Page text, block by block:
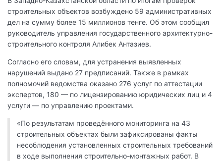
строительных объектов возбуждено 59 административных
дел на сумму более 15 миллионов тенге. Об этом сообщил
руководитель управления государственного архитектурно-
строительного контроля Алибек Антазиев.
Согласно его словам, для устранения выявленных
нарушений выдано 27 предписаний. Также в рамках
полномочий ведомства оказано 276 услуг по аттестации
экспертов, 180 — по лицензированию юридических лиц и 4
услуги — по управлению проектами.
«По результатам проведённого мониторинга на 43
строительных объектах были зафиксированы факты
несоблюдения установленных строительных требований
в ходе выполнения строительно-монтажных работ. В